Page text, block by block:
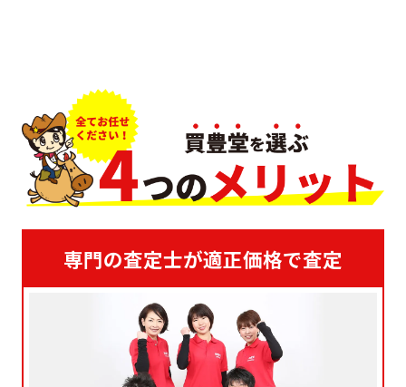
専門の査定士が適正価格で査定